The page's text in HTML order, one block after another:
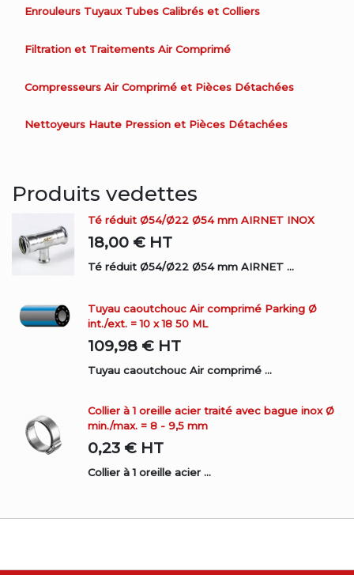
Enrouleurs Tuyaux Tubes Calibrés et Colliers
Filtration et Traitements Air Comprimé
Compresseurs Air Comprimé et Pièces Détachées
Nettoyeurs Haute Pression et Pièces Détachées
Produits vedettes
Té réduit Ø54/Ø22 Ø54 mm AIRNET INOX
18,00 € HT
Té réduit Ø54/Ø22 Ø54 mm AIRNET ...
Tuyau caoutchouc Air comprimé Parking Ø
int./ext. = 10 x 18 50 ML
109,98 € HT
Tuyau caoutchouc Air comprimé ...
Collier à 1 oreille acier traité avec bague inox Ø
min./max. = 8 - 9,5 mm
0,23 € HT
Collier à 1 oreille acier ...